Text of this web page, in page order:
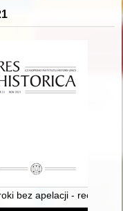
demokracji 1922 r
bez apelacji - recenzja]